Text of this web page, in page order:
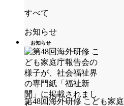
すべて
お知らせ
お知らせ
第48回海外研修 こども家庭